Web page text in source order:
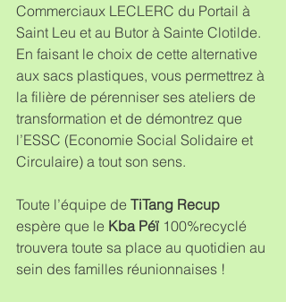
Commerciaux LECLERC du Portail à
Saint Leu et au Butor à Sainte Clotilde.
En faisant le choix de cette alternative
aux sacs plastiques, vous permettrez à
la filière de pérenniser ses ateliers de
transformation et de démontrez que
l’ESSC (Economie Social Solidaire et
Circulaire) a tout son sens.
Toute l’équipe de TiTang Recup
espère que le Kba Péï 100%recyclé
trouvera toute sa place au quotidien au
sein des familles réunionnaises !